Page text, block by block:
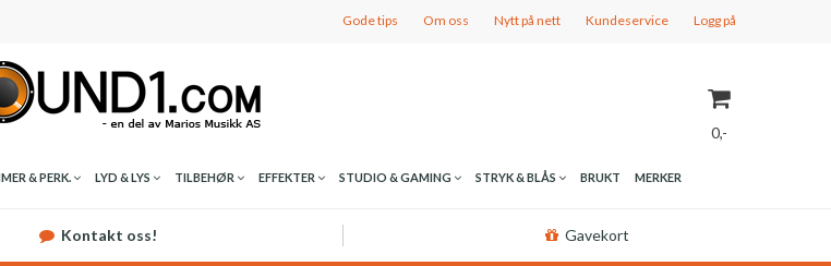
Gode tips Om oss Nytt på nett Kundeservice Logg på
0,-
& PERK. LYD & LYS TILBEHØR EFFEKTER STUDIO & GAMING STRYK & BLÅS BRUKT MERKER
Kontakt oss! Gavekort